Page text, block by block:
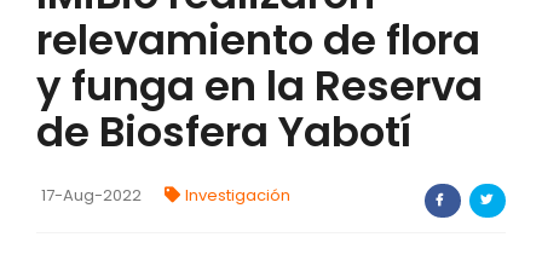
FORTALECIMIENTO DE RECURSOS
ALIMENTICIOS
BIODIVERSIDAD Y ALIMENTACIÓN
relevamiento de flora
y funga en la Reserva
de Biosfera Yabotí
17-Aug-2022 Investigación